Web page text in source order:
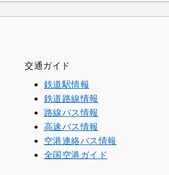
交通ガイド
鉄道駅情報
鉄道路線情報
路線バス情報
高速バス情報
空港連絡バス情報
全国空港ガイド